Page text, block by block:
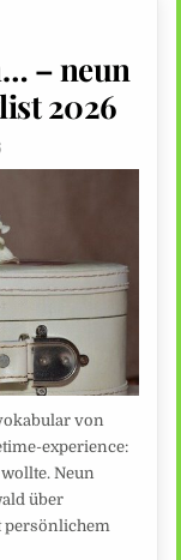
– neun
2026
von
experience:
Neun
über
persönlichem